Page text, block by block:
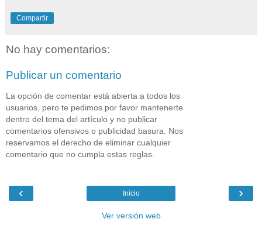
Compartir
No hay comentarios:
Publicar un comentario
La opción de comentar está abierta a todos los
usuarios, pero te pedimos por favor mantenerte
dentro del tema del artículo y no publicar
comentarios ofensivos o publicidad basura. Nos
reservamos el derecho de eliminar cualquier
comentario que no cumpla estas reglas.
‹ ›
Inicio
Ver versión web